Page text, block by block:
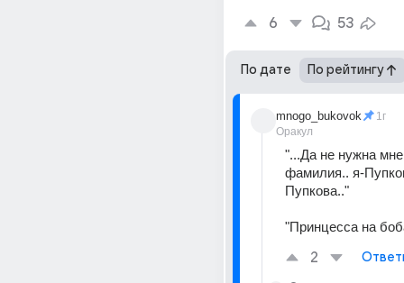
6 53
По дате По рейтингу
mnogo_bukovok
Оракул
1г
"...Да не нужна
фамилия.. я-
Пупкова.."
"Принцесса на
2